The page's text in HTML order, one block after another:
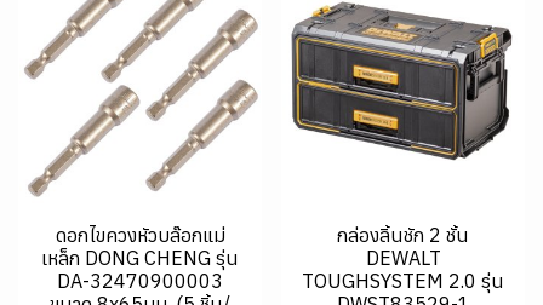
ดอกไขควงหัวบล๊อกแม่
เหล็ก DONG CHENG รุ่น
DA-32470900003
กล่องลิ้นชัก 2 ชั้น
DEWALT
TOUGHSYSTEM 2.0 รุ่น